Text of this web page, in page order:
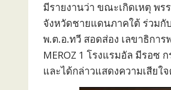
มีรายงานว่า ขณะเกิดเหตุ พ
จังหวัดชายแดนภาคใต้ ร่วม
พ.ต.อ.ทวี สอดส่อง เลขาธิกา
MEROZ 1 โรงแรมอัล มีรอซ
และได้กล่าวแสดงความเสีย